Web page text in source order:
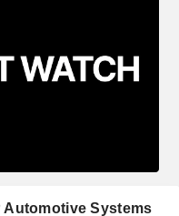
Automotive Systems